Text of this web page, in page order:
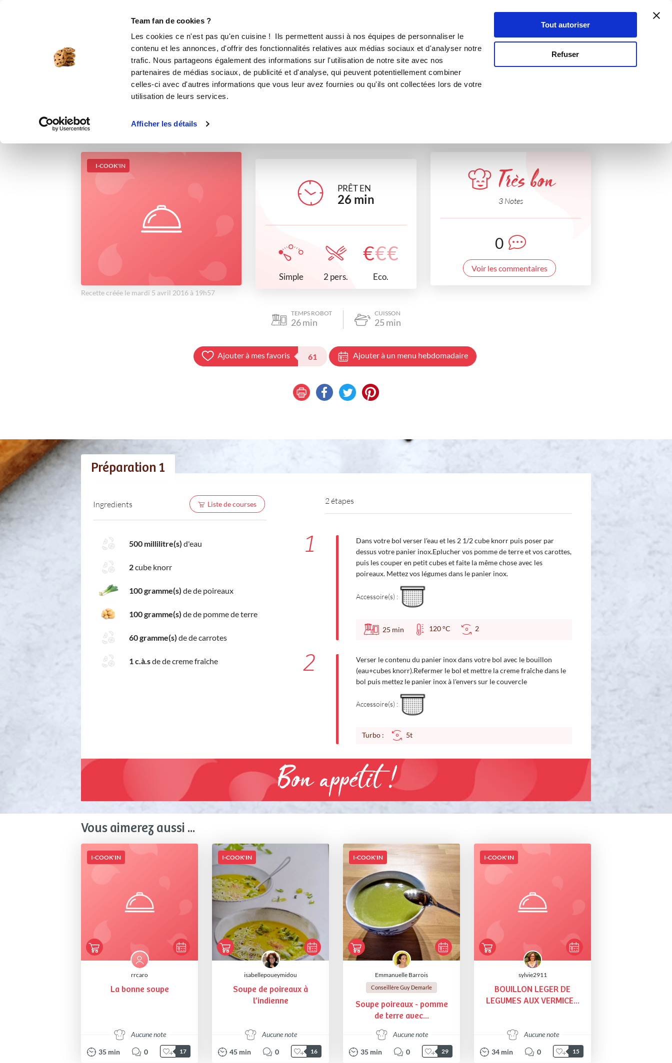
Team fan de cookies ?
Les cookies ce n'est pas qu'en cuisine ! Ils permettent aussi à nos équipes de personnaliser le
contenu et les annonces, d'offrir des fonctionnalités relatives aux médias sociaux et d'analyser notre
trafic. Nous partageons également des informations sur l'utilisation de notre site avec nos
partenaires de médias sociaux, de publicité et d'analyse, qui peuvent potentiellement combiner
celles-ci avec d'autres informations que vous leur avez fournies ou qu'ils ont collectées lors de votre
utilisation de leurs services.
Afficher les détails
Tout autoriser
Refuser
Se connecter
potage de poireaux
soupes et crèmes
I-COOK'IN
Recette créée le mardi 5 avril 2016 à 19h57
PRÊT EN
26 min
Simple 2 pers.
€€€
Eco.
Très bon
3 Notes
0
Voir les commentaires
TEMPS ROBOT
26min
CUISSON
25 min
Ajouter à mes favoris 61 Ajouter à un menu hebdomadaire
Préparation 1
Ingredients Liste de courses
500 millilitre(s) d'eau
2cube knorr
100 gramme(s) de de poireaux
100 gramme(s) de de pomme de terre
60 gramme(s) de de carrotes
1 c.à.sde de creme fraîche
2 étapes
1
Dans votre bol verser l'eau et les 2 1/2 cube knorr puis poser par
dessus votre panier inox.Eplucher vos pomme de terre et vos carottes,
puis les couper en petit cubes et faite la même chose avec les
poireaux. Mettez vos légumes dans le panier inox.
Accessoire(s) :
25 min 120 °C 2
2
Verser le contenu du panier inox dans votre bol avec le bouillon
(eau+cubes knorr).Refermer le bol et mettre la creme fraîche dans le
bol puis mettez le panier inox à l'envers sur le couvercle
Accessoire(s) :
Turbo : 5t
Bon appétit !
Vous aimerez aussi ...
I-COOK'IN
rrcaro
La bonne soupe
Aucune note
35 min 0 17
I-COOK'IN
isabellepoueymidou
Soupe de poireaux à
l’indienne
Aucune note
45 min 0 16
I-COOK'IN
Emmanuelle Barrois
Conseillère Guy Demarle
Soupe poireaux - pomme
de terre avec...
Aucune note
35 min 0 29
I-COOK'IN
sylvie2911
BOUILLON LEGER DE
LEGUMES AUX VERMICE...
Aucune note
34 min 0 15